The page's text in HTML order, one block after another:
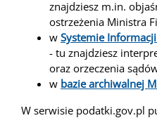
znajdziesz m.in.
ostrzeżenia Ministra
w Systemie Informacji
- tu znajdziesz
oraz orzeczenia
w bazie archiwalnej
W serwisie podatki.gov.pl